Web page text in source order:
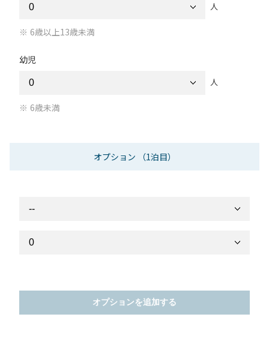
人
6歳以上13歳未満
幼児
人
6歳未満
オプション （1泊目）
オプションを追加する